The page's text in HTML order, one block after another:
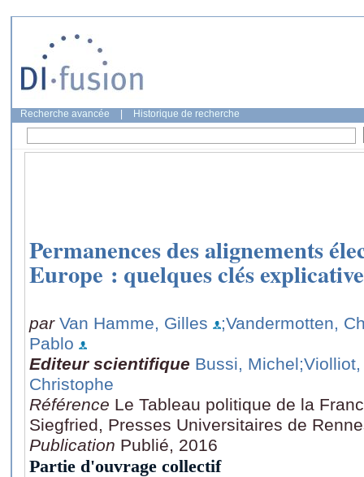
Recherche avancée Historique de recherche
Permanences des alignements
Europe : quelques clés
par Van Hamme, Gilles
;Vandermotten,
Pablo
Editeur scientifique Bussi, Michel
Christophe
Référence Le Tableau politique de la
Siegfried, Presses Universitaires de
Publication Publié, 2016
Partie d'ouvrage collectif